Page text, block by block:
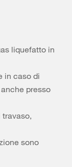
liquefatto in
in caso di
presso
sono